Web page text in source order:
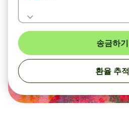
송금하기
환율 추적